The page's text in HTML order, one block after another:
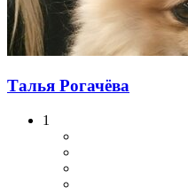
Талья Рогачёва
1